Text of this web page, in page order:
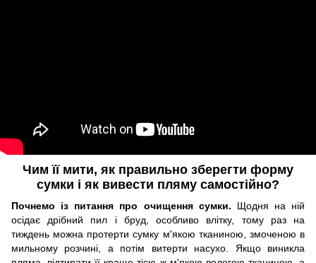
Чим її мити, як правильно зберегти форму
сумки і як вивести пляму самостійно?
Почнемо із питання про очищення сумки. Щодня на ній
осідає дрібний пил і бруд, особливо влітку, тому раз на
тиждень можна протерти сумку м'якою тканиною, змоченою в
мильному розчині, а потім витерти насухо. Якщо виникла